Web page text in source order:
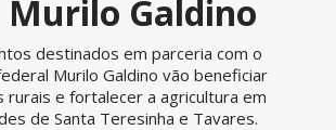
Murilo Galdino
destinados em parceria com o
Murilo Galdino vão beneficiar
rurais e fortalecer a agricultura em
de Santa Teresinha e Tavares.